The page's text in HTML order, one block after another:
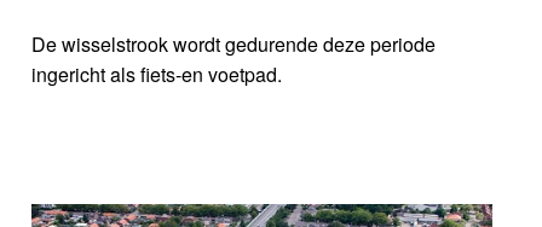
De wisselstrook wordt gedurende deze periode
ingericht als fiets-en voetpad.